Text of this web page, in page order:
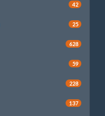
42
25
628
59
228
137